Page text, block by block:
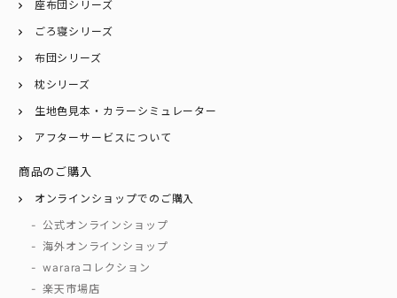
座布団シリーズ
ごろ寝シリーズ
布団シリーズ
枕シリーズ
生地色見本・カラーシミュレーター
アフターサービスについて
商品のご購入
オンラインショップでのご購入
公式オンラインショップ
海外オンラインショップ
wararaコレクション
楽天市場店